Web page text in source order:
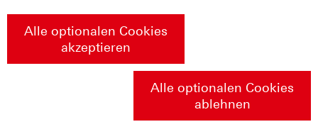
Alle optionalen Cookies
akzeptieren
Alle optionalen Cookies
ablehnen